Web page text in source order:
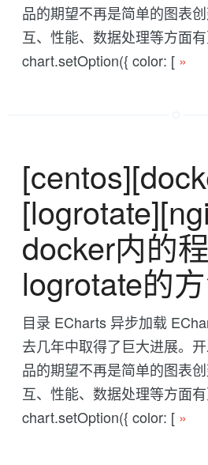
品的期望不再是简单的图表
互、性能、数据处理等方面有
chart.setOption({ color: [ »
docker内的
logrotate的
目录 ECharts 异步加载
去几年中取得了巨大进展。
品的期望不再是简单的图表
互、性能、数据处理等方面有
chart.setOption({ color: [ »